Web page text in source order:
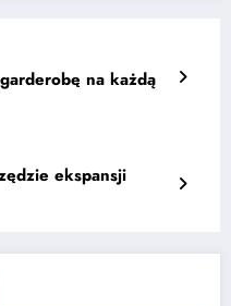
na każdą
ekspansji